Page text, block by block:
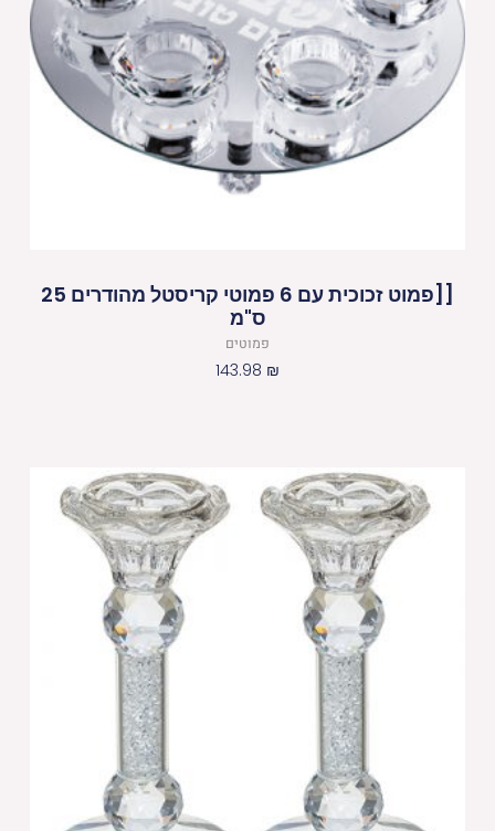
[[פמוט זכוכית עם 6 פמוטי קריסטל מהודרים 25
ס"מ
פמוטים
143.98 ₪